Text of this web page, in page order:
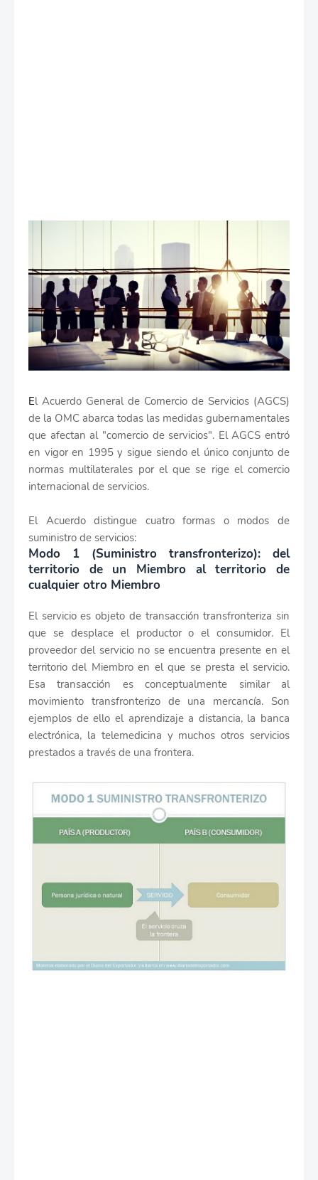
El Acuerdo General de Comercio de Servicios (AGCS)
de la OMC abarca todas las medidas gubernamentales
que afectan al "comercio de servicios". El AGCS entró
en vigor en 1995 y sigue siendo el único conjunto de
normas multilaterales por el que se rige el comercio
internacional de servicios.
El Acuerdo distingue cuatro formas o modos de
suministro de servicios:
Modo 1 (Suministro transfronterizo): del
territorio de un Miembro al territorio de
cualquier otro Miembro
El servicio es objeto de transacción transfronteriza sin
que se desplace el productor o el consumidor. El
proveedor del servicio no se encuentra presente en el
territorio del Miembro en el que se presta el servicio.
Esa transacción es conceptualmente similar al
movimiento transfronterizo de una mercancía. Son
ejemplos de ello el aprendizaje a distancia, la banca
electrónica, la telemedicina y muchos otros servicios
prestados a través de una frontera.